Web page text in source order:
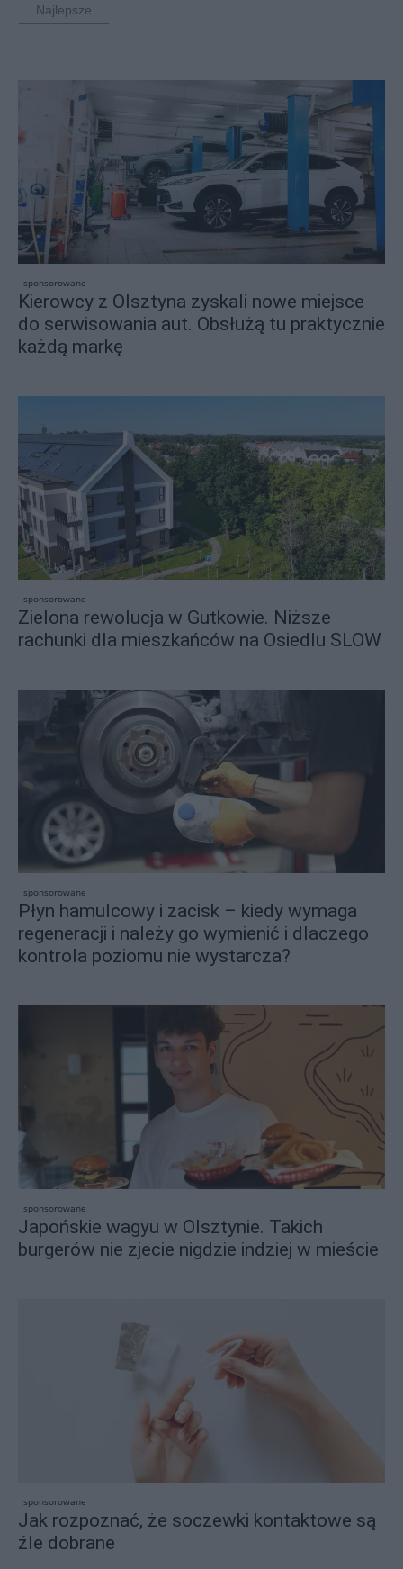
Najlepsze
sponsorowane
Kierowcy z Olsztyna zyskali nowe miejsce
do serwisowania aut. Obsłużą tu praktycznie
każdą markę
sponsorowane
Zielona rewolucja w Gutkowie. Niższe
rachunki dla mieszkańców na Osiedlu SLOW
sponsorowane
Płyn hamulcowy i zacisk – kiedy wymaga
regeneracji i należy go wymienić i dlaczego
kontrola poziomu nie wystarcza?
sponsorowane
Japońskie wagyu w Olsztynie. Takich
burgerów nie zjecie nigdzie indziej w mieście
sponsorowane
Jak rozpoznać, że soczewki kontaktowe są
źle dobrane